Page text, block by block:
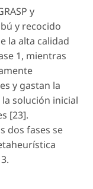
y
y recocido
la alta calidad
1, mientras
y gastan la
solución inicial
[23].
dos fases se